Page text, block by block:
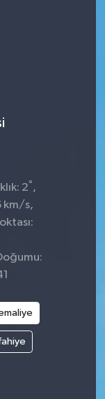
2° ,
km/s,